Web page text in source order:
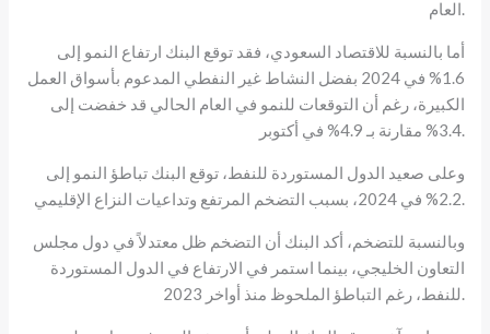
أما بالنسبة للاقتصاد السعودي، فقد توقع البنك ارتفاع النمو إلى
1.6% في 2024 بفضل النشاط غير النفطي المدعوم بأسواق العمل
الكبيرة، رغم أن التوقعات للنمو في العام الحالي قد خفضت إلى
3.4% مقارنة بـ 4.9% في أكتوبر.
وعلى صعيد الدول المستوردة للنفط، توقع البنك تباطؤ النمو إلى
وبالنسبة للتضخم، أكد البنك أن التضخم ظل معتدلاً في دول مجلس
التعاون الخليجي، بينما استمر في الارتفاع في الدول المستوردة